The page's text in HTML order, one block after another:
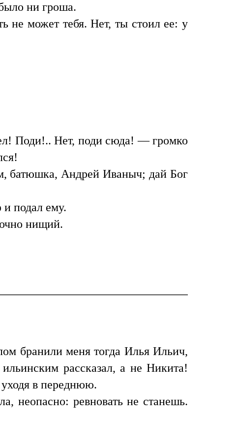
ни гроша.
может тебя. Нет, ты стоил ее: у
Поди!.. Нет, поди сюда! — громко
батюшка, Андрей Иваныч; дай Бог
подал ему.
нищий.
бранили меня тогда Илья Ильич,
рассказал, а не Никита!
в переднюю.
неопасно: ревновать не станешь.